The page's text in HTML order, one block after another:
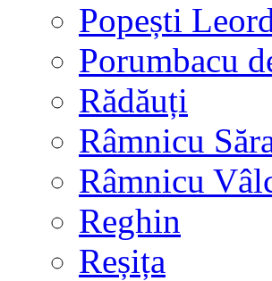
Popești
Porumbacu
Rădăuți
Râmnicu
Râmnicu
Reghin
Reșița